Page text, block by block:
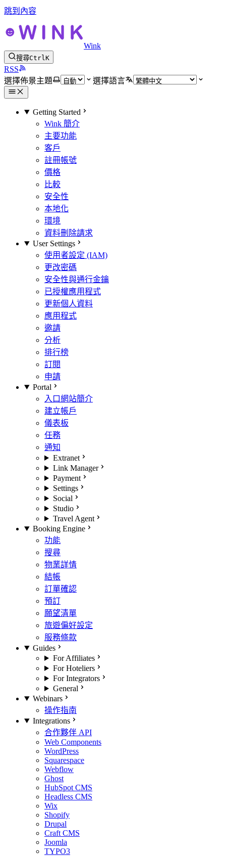
跳到內容
Wink
搜尋CtrlK
RSS
選擇佈景主題
選擇語言
Getting Started
Wink 簡介
主要功能
客戶
註冊帳號
價格
比較
安全性
本地化
環境
資料刪除請求
User Settings
使用者設定 (IAM)
更改密碼
安全性與通行金鑰
已授權應用程式
更新個人資料
應用程式
邀請
分析
排行榜
訂閱
申請
Portal
入口網站簡介
建立帳戶
儀表板
任務
通知
Extranet
Link Manager
Payment
Settings
Social
Studio
Travel Agent
Booking Engine
功能
搜尋
物業詳情
結帳
訂單確認
預訂
願望清單
旅遊偏好設定
服務條款
Guides
For Affiliates
For Hoteliers
For Integrators
General
Webinars
操作指南
Integrations
合作夥伴 API
Web Components
WordPress
Squarespace
Webflow
Ghost
HubSpot CMS
Headless CMS
Wix
Shopify
Drupal
Craft CMS
Joomla
TYPO3